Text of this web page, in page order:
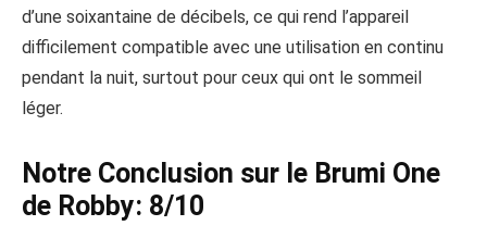
d’une soixantaine de décibels, ce qui rend l’appareil
difficilement compatible avec une utilisation en continu
pendant la nuit, surtout pour ceux qui ont le sommeil
léger.
Notre Conclusion sur le Brumi One
de Robby: 8/10